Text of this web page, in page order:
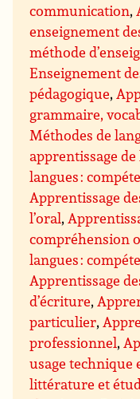
communication,
enseignement
méthode
Enseignement
pédagogique,
grammaire,
Méthodes de
apprentissage de
langues :
Apprentissage
l’oral,
compréhension
langues :
Apprentissage
d’écriture,
particulier,
professionnel,
usage technique
littérature et